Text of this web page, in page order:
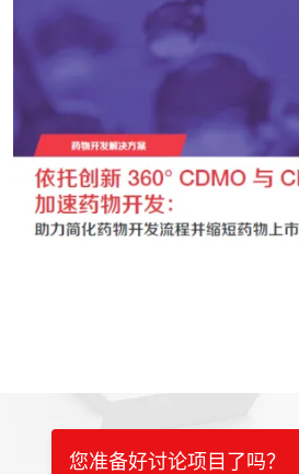
您准备好讨论项目了吗？